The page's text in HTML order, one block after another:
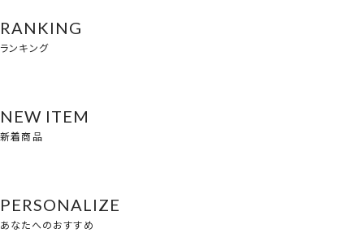
RANKING
ランキング
NEW ITEM
新着商品
PERSONALIZE
あなたへのおすすめ